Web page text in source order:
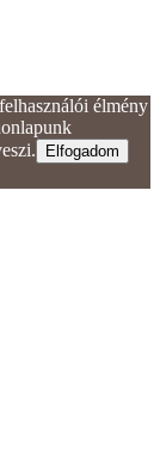
élmény
Elfogadom